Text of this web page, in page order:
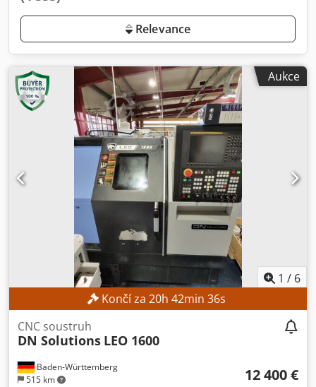
Relevance
Aukce
1 / 6
Končí za 20h 42min 35s
Baden-Württemberg
515 km
CNC soustruh
DN Solutions LEO 1600
12 400 €